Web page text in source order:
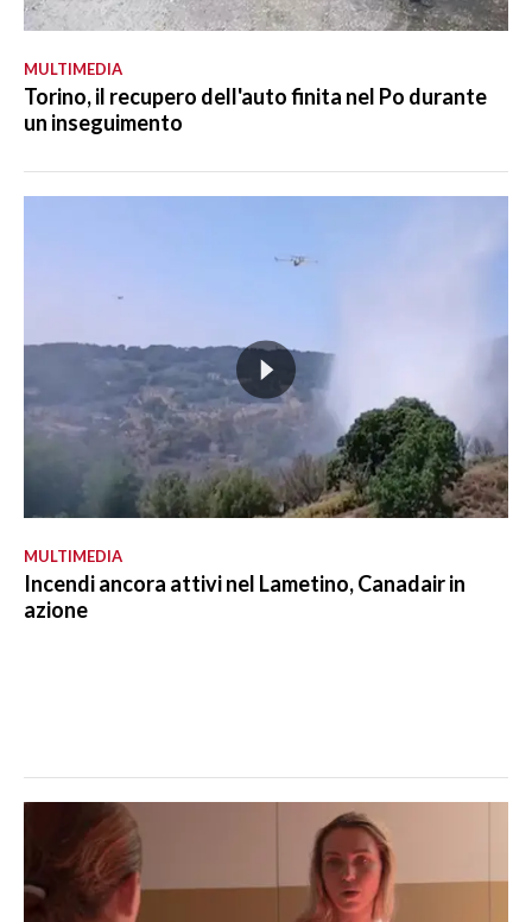
MULTIMEDIA
Torino, il recupero dell'auto finita nel Po durante
un inseguimento
MULTIMEDIA
Incendi ancora attivi nel Lametino, Canadair in
azione